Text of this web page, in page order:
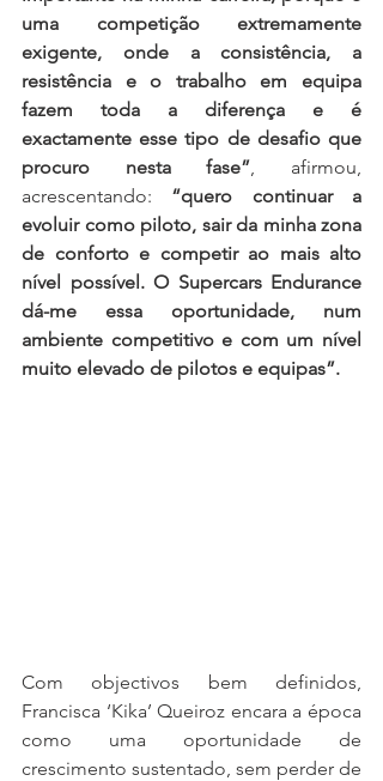
uma competição extremamente
exigente, onde a consistência, a
resistência e o trabalho em equipa
fazem toda a diferença e é
exactamente esse tipo de desafio que
procuro nesta fase”, afirmou,
acrescentando: “quero continuar a
evoluir como piloto, sair da minha zona
de conforto e competir ao mais alto
nível possível. O Supercars Endurance
dá-me essa oportunidade, num
ambiente competitivo e com um nível
muito elevado de pilotos e equipas”.
Com objectivos bem definidos,
Francisca ‘Kika’ Queiroz encara a época
como uma oportunidade de
crescimento sustentado, sem perder de